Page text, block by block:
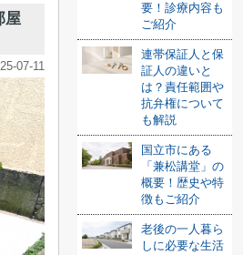
屋
07-11
要！診療内容も
ご紹介
連帯保証人と保
証人の違いと
は？責任範囲や
抗弁権について
も解説
国立市にある
「兼松講堂」の
概要！歴史や特
徴もご紹介
老後の一人暮ら
しに必要な生活